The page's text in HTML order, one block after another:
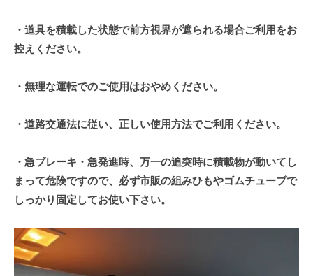
・道具を積載した状態で前方視界が遮られる場合ご利用をお
控えください。
・無理な運転でのご使用はおやめください。
・道路交通法に従い、正しい使用方法でご利用ください。
・急ブレーキ・急発進時、万一の追突時に積載物が動いてし
まって危険ですので、必ず市販の組みひもやゴムチューブで
しっかり固定してお使い下さい。